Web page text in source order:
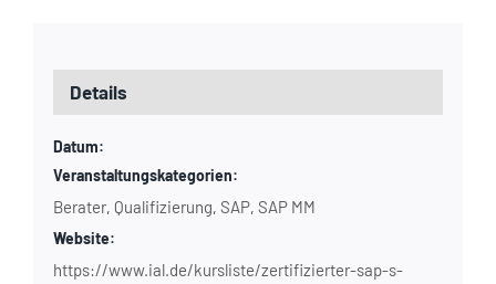
Details
Datum:
Veranstaltungskategorien:
Berater, Qualifizierung, SAP, SAP MM
Website:
https://www.ial.de/kursliste/zertifizierter-sap-s-